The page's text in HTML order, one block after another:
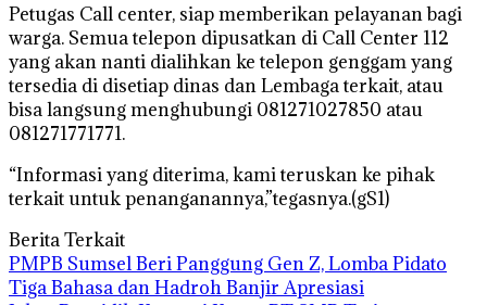
Petugas Call center, siap memberikan pelayanan bagi
warga. Semua telepon dipusatkan di Call Center 112
yang akan nanti dialihkan ke telepon genggam yang
tersedia di disetiap dinas dan Lembaga terkait, atau
bisa langsung menghubungi 081271027850 atau
081271771771.
“Informasi yang diterima, kami teruskan ke pihak
terkait untuk penanganannya,”tegasnya.(gS1)
Berita Terkait
PMPB Sumsel Beri Panggung Gen Z, Lomba Pidato
Tiga Bahasa dan Hadroh Banjir Apresiasi